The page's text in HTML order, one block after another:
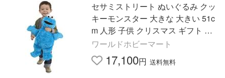
セサミストリート ぬいぐるみ クッ
キーモンスター 大きな 大きい 51c
m 人形 子供 クリスマス ギフト プ
レ
ワールドホビーマート
17,100円 送料無料